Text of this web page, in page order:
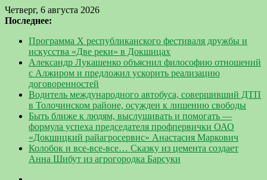
Четверг, 6 августа 2026
Последнее:
Программа Х республиканского фестиваля дружбы и
искусства «Две реки» в Докшицах
Александр Лукашенко объяснил философию отношений
с Алжиром и предложил ускорить реализацию
договоренностей
Водитель международного автобуса, совершивший ДТП
в Толочинском районе, осужден к лишению свободы
Быть ближе к людям, выслушивать и помогать —
формула успеха председателя профпервички ОАО
«Докшицкий райагросервис» Анастасия Маркович
Колобок и все-все-все… Сказку из цемента создает
Анна Шибут из агрогородка Барсуки